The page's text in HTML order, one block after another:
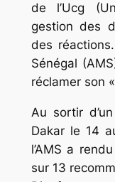
de l’Ucg
gestion des
des
Sénégal
réclamer son
Au sortir
Dakar le 14
l’AMS a
sur 13